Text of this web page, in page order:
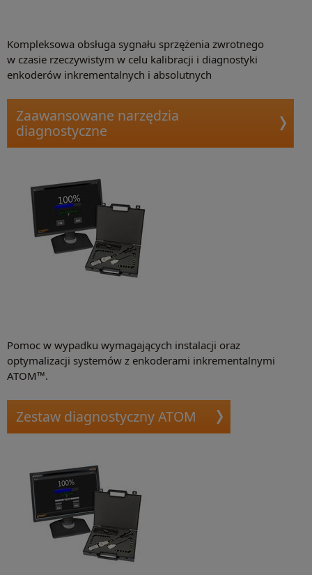
Kompleksowa obsługa sygnału sprzężenia zwrotnego
w czasie rzeczywistym w celu kalibracji i diagnostyki
enkoderów inkrementalnych i absolutnych
Zaawansowane narzędzia
diagnostyczne
Pomoc w wypadku wymagających instalacji oraz
optymalizacji systemów z enkoderami inkrementalnymi
ATOM™.
Zestaw diagnostyczny ATOM